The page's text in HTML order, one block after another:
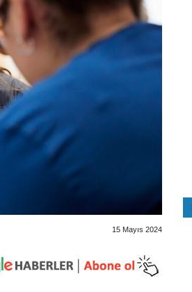
15 Mayıs 2024